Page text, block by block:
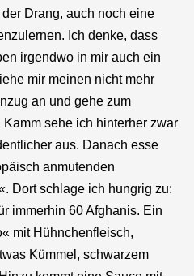
Drang, auch noch eine
Ich denke, dass
irgendwo in mir auch ein
mir meinen nicht mehr
an und gehe zum
sehe ich hinterher zwar
aus. Danach esse
anmutenden
Dort schlage ich hungrig zu:
immerhin 60 Afghanis. Ein
mit Hühnchenfleisch,
Kümmel, schwarzem